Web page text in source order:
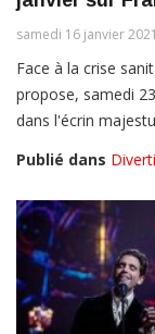
samedi 16 janvier
Face à la crise
propose, samedi
dans l'écrin
Publié dans